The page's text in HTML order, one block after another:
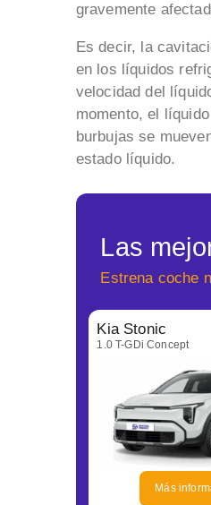
gravemente
Es decir, la
en los líquidos
velocidad del
momento, el
burbujas se
estado líquido.
Las
Estrena coche
Kia Stonic
1.0 T-GDi Concept
Más